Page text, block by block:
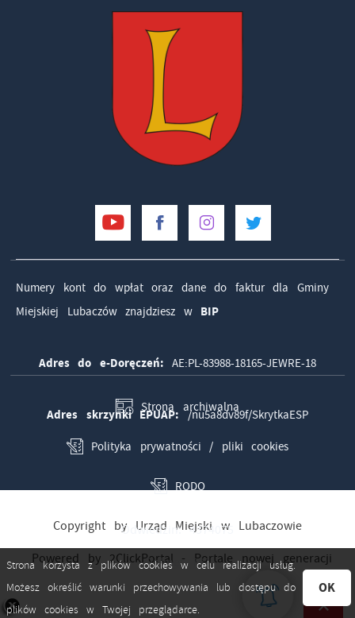
Numery kont do wpłat oraz dane do faktur dla Gminy
Miejskiej Lubaczów znajdziesz w BIP
Adres do e-Doręczeń: AE:PL-83988-18165-JEWRE-18
Adres skrzynki EPUAP: /nu5a8dv89f/SkrytkaESP
Strona archiwalna
Polityka prywatności / pliki cookies
RODO
Odwiedzin: 4374075
Online: 781
Copyright by Urząd Miejski w Lubaczowie
Powered by2ClickPortal - Portale nowej generacji
Strona korzysta z plików cookies w celu realizacji usług.
Możesz określić warunki przechowywania lub dostępu do
plików cookies w Twojej przeglądarce.
OK